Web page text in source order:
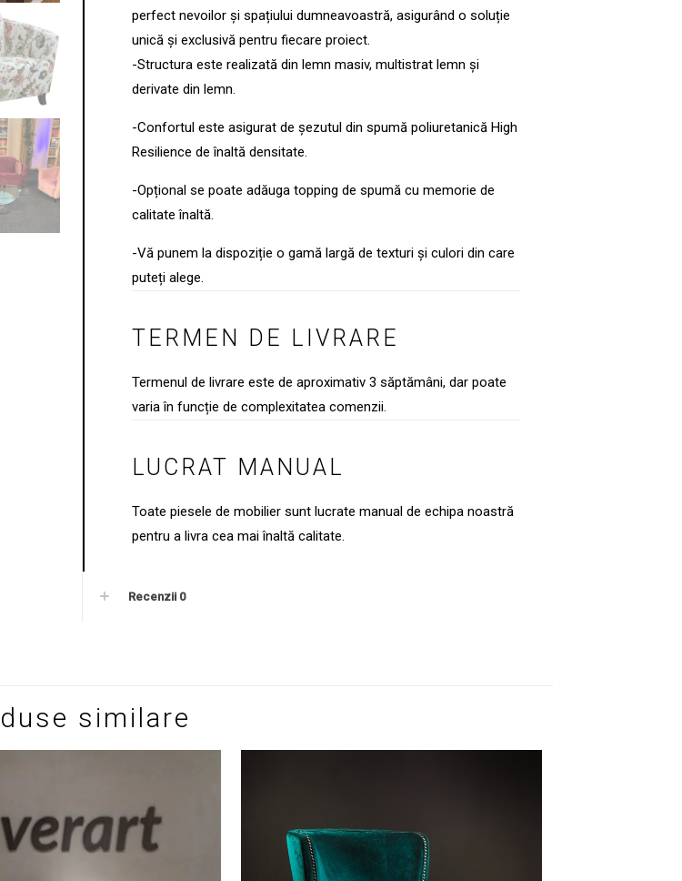
perfect nevoilor și spațiului dumneavoastră, asigurând o soluție
unică și exclusivă pentru fiecare proiect.
-Structura este realizată din lemn masiv, multistrat lemn și
derivate din lemn.
-Confortul este asigurat de șezutul din spumă poliuretanică High
Resilience de înaltă densitate.
-Opțional se poate adăuga topping de spumă cu memorie de
calitate înaltă.
-Vă punem la dispoziție o gamă largă de texturi și culori din care
puteți alege.
TERMEN DE LIVRARE
Termenul de livrare este de aproximativ 3 săptămâni, dar poate
varia în funcție de complexitatea comenzii.
LUCRAT MANUAL
Toate piesele de mobilier sunt lucrate manual de echipa noastră
pentru a livra cea mai înaltă calitate.
Recenzii 0
similare